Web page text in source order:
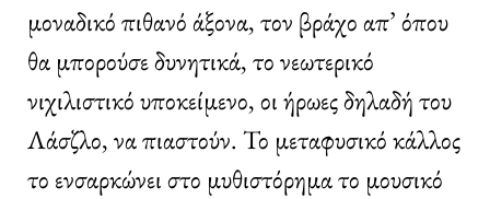
μοναδικό πιθανό άξονα, τον βράχο απ’ όπου
θα μπορούσε δυνητικά, το νεωτερικό
νιχιλιστικό υποκείμενο, οι ήρωες δηλαδή του
Λάσζλο, να πιαστούν. Το μεταφυσικό κάλλος
το ενσαρκώνει στο μυθιστόρημα το μουσικό